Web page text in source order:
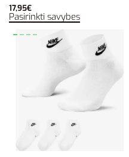
17,95€
Pasirinkti savybes